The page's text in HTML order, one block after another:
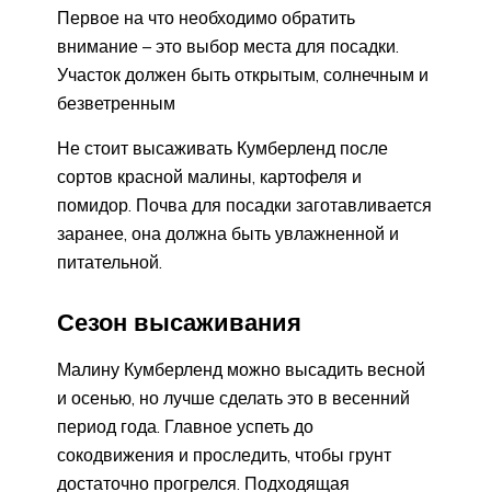
Первое на что необходимо обратить
внимание – это выбор места для посадки.
Участок должен быть открытым, солнечным и
безветренным
Не стоит высаживать Кумберленд после
сортов красной малины, картофеля и
помидор. Почва для посадки заготавливается
заранее, она должна быть увлажненной и
питательной.
Сезон высаживания
Малину Кумберленд можно высадить весной
и осенью, но лучше сделать это в весенний
период года. Главное успеть до
сокодвижения и проследить, чтобы грунт
достаточно прогрелся. Подходящая